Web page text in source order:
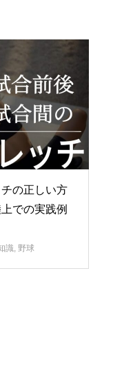
の正しい方
での実践例
識, 野球